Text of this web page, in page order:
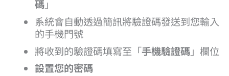
碼」
系統會自動透過簡訊將驗證碼發送到您輸入
的手機門號
將收到的驗證碼填寫至「手機驗證碼」欄位
設置您的密碼